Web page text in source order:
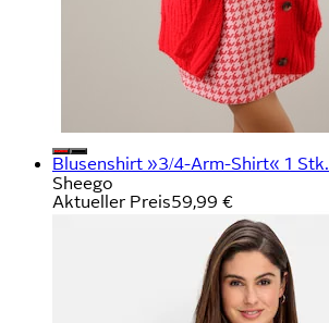
Blusenshirt »3/4-Arm-Shirt« 1 Stk.
Sheego
Aktueller Preis59,99 €